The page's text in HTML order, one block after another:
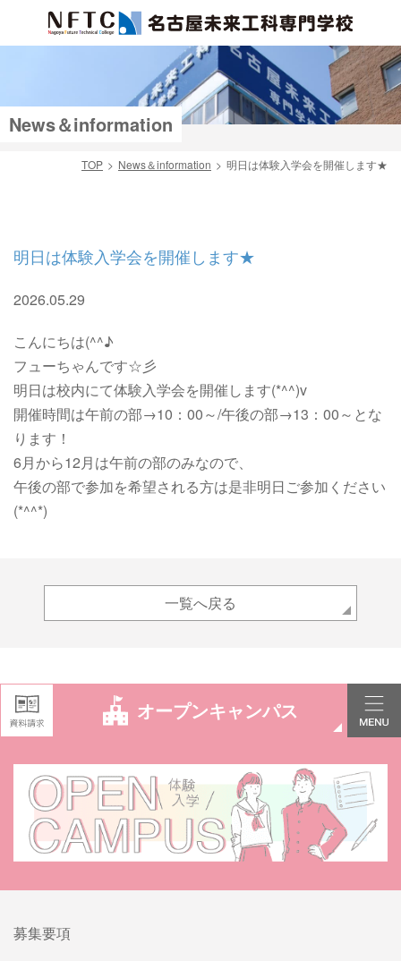
News＆information
TOP News＆information 明日は体験入学会を開催します★
明日は体験入学会を開催します★
2026.05.29
こんにちは(^^♪
フューちゃんです☆彡
明日は校内にて体験入学会を開催します(*^^)v
開催時間は午前の部→10：00～/午後の部→13：00～とな
ります！
6月から12月は午前の部のみなので、
午後の部で参加を希望される方は是非明日ご参加ください
(*^^*)
一覧へ戻る
オープンキャンパス
募集要項